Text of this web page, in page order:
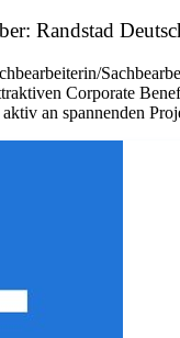
Randstad
Corporate
an spannenden